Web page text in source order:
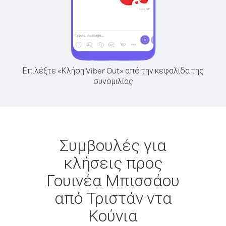
Επιλέξτε «Κλήση Viber Out» από την κεφαλίδα της
συνομιλίας
Συμβουλές για
κλήσεις προς
Γουινέα Μπισσάου
από Τριστάν ντα
Κούνια